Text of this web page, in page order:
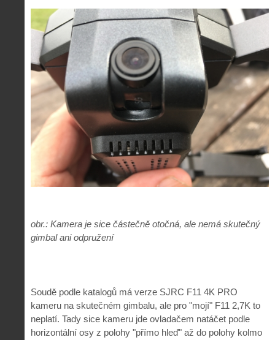
obr.: Kamera je sice částečně otočná, ale nemá skutečný
gimbal ani odpružení
Soudě podle katalogů má verze SJRC F11 4K PRO
kameru na skutečném gimbalu, ale pro "mojí" F11 2,7K to
neplatí. Tady sice kameru jde ovladačem natáčet podle
horizontální osy z polohy "přímo hleď" až do polohy kolmo